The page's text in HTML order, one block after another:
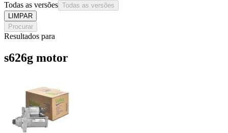
Todas as versões Todas as versões
LIMPAR
Procurar
Resultados para
s626g motor